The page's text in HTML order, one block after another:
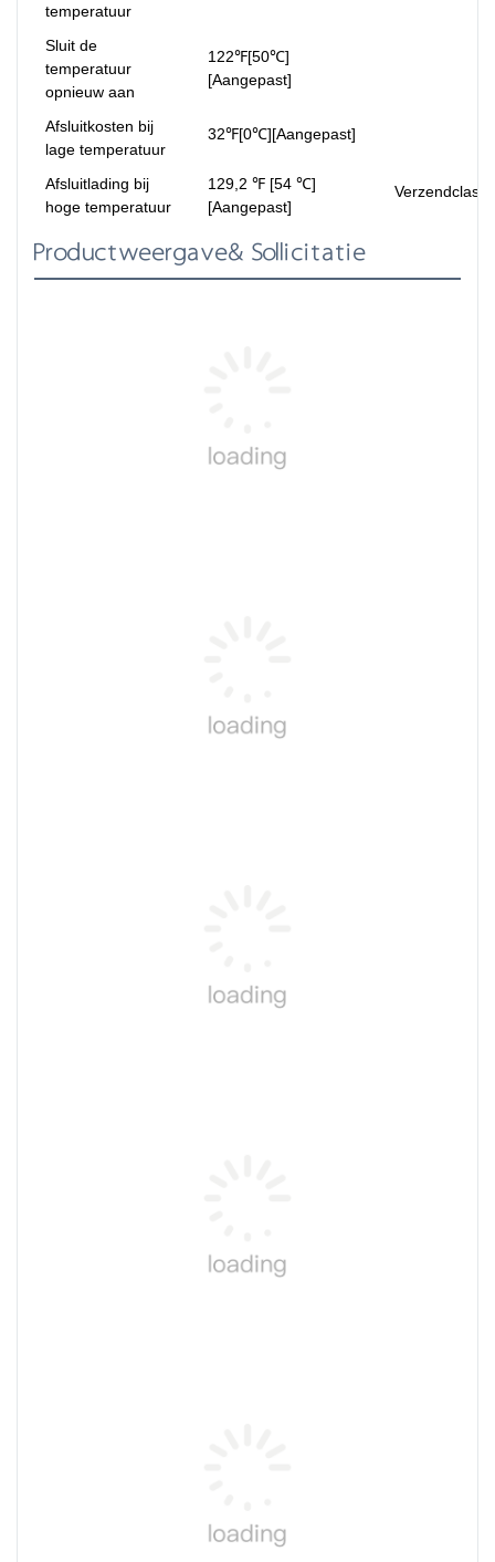
temperatuur
Sluit de
temperatuur
opnieuw aan
122℉[50℃]
[Aangepast]
Afsluitkosten bij
lage temperatuur
32℉[0℃][Aangepast]
Afsluitlading bij
hoge temperatuur
129,2 ℉ [54 ℃]
[Aangepast]
Productweergave& Sollicitatie